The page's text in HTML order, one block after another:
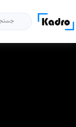
جستجو